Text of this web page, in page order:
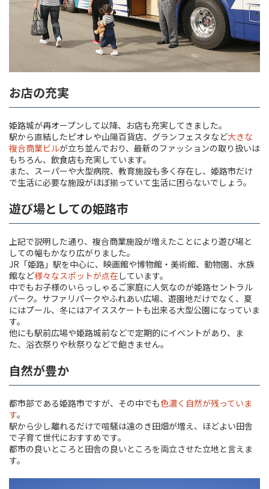
お店の充実
姫路城が再オープンして以降、お店も充実してきました。
駅から直結したピオレや山陽百貨店、グランフェスタなど大きな
複合商業ビルが立ち並んでおり、最新のファッションの取り扱いは
もちろん、飲食店も充実しています。
また、スーパーや大型病院、教育施設も多く存在し、姫路市だけ
で生活に必要な施設がほぼ揃っていて生活に困らないでしょう。
遊び場としての姫路市
上記で説明した通り、複合商業施設が増えたことにより遊び場と
しての幅もかなり広がりました。
JR「姫路」駅を中心に、映画館や博物館・美術館、動物園、水族
館など様々なスポットが点在しています。
中でもお子様のいらっしゃるご家庭に人気なのが姫路セントラル
パーク。サファリパークやふれあい広場、遊園地だけでなく、夏
にはプール、冬にはアイススケートも出来る大型公園になっていま
す。
他にも駅前広場や姫路城前などで定期的にイベントがあり、ま
た、浴衣祭りや秋祭りなどで飽きません。
自然が豊か
都市部である姫路市ですが、その中でも色濃く自然が残っていま
す。
駅から少し離れるだけで喧騒は遠のき田畑が増え、ほどよい田舎
で子育て世代におすすめです。
都市の良いところと田舎の良いところを両立させた立地と言えま
す。